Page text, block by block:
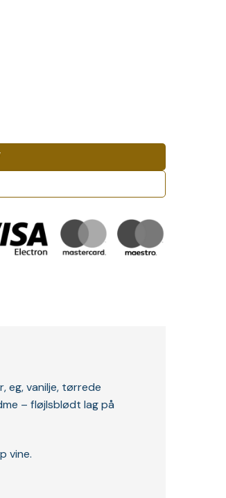
eg, vanilje, tørrede
– fløjlsblødt lag på
vine.